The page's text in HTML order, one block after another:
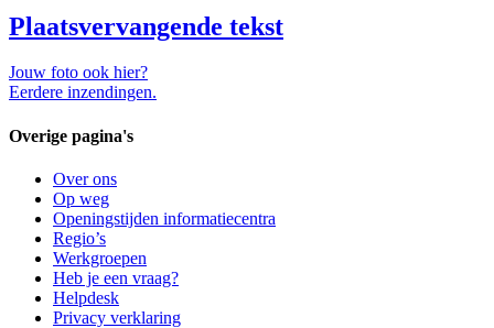
Plaatsvervangende tekst
Jouw foto ook hier?
Eerdere inzendingen.
Overige pagina's
Over ons
Op weg
Openingstijden informatiecentra
Regio’s
Werkgroepen
Heb je een vraag?
Helpdesk
Privacy verklaring